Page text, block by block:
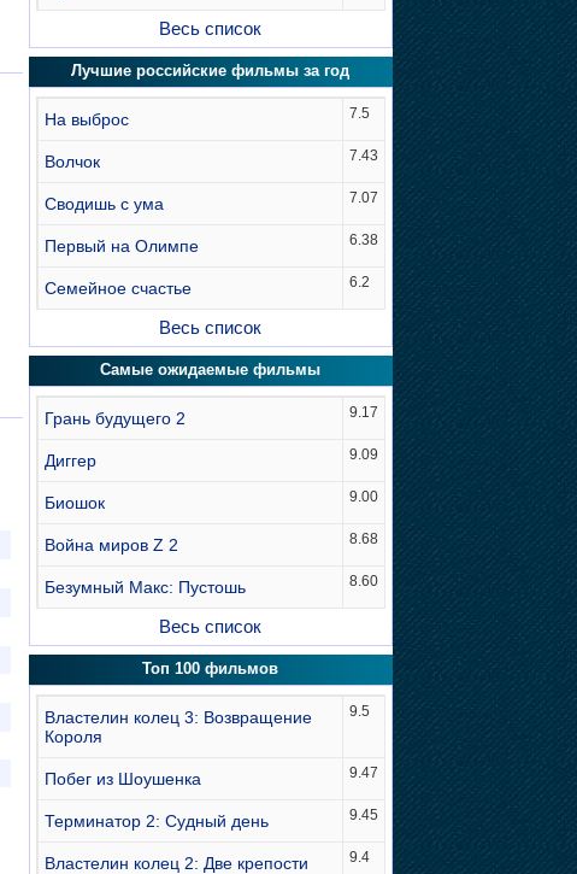
Весь список
Лучшие российские фильмы за год
На выброс 7.5
Волчок 7.43
Сводишь с ума 7.07
Первый на Олимпе 6.38
Семейное счастье 6.2
Весь список
Самые ожидаемые фильмы
Грань будущего 2 9.17
Диггер 9.09
Биошок 9.00
Война миров Z 2 8.68
Безумный Макс: Пустошь 8.60
Весь список
Топ 100 фильмов
Властелин колец 3: Возвращение
Короля
9.5
Побег из Шоушенка 9.47
Терминатор 2: Судный день 9.45
Властелин колец 2: Две крепости 9.4